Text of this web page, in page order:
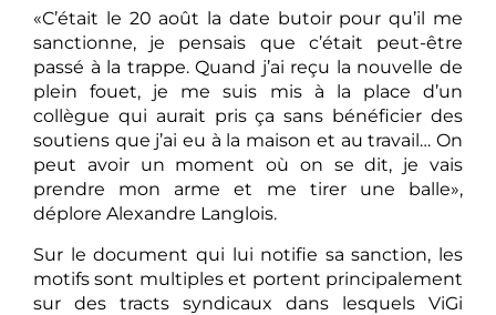
«C’était le 20 août la date butoir pour qu’il me
sanctionne, je pensais que c’était peut-être
passé à la trappe. Quand j’ai reçu la nouvelle de
plein fouet, je me suis mis à la place d’un
collègue qui aurait pris ça sans bénéficier des
soutiens que j’ai eu à la maison et au travail… On
peut avoir un moment où on se dit, je vais
prendre mon arme et me tirer une balle»,
déplore Alexandre Langlois.
Sur le document qui lui notifie sa sanction, les
motifs sont multiples et portent principalement
sur des tracts syndicaux dans lesquels ViGi